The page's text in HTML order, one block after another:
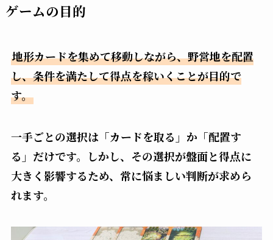
ゲームの目的
地形カードを集めて移動しながら、野営地を配置
し、条件を満たして得点を稼いくことが目的で
す。
一手ごとの選択は「カードを取る」か「配置す
る」だけです。しかし、その選択が盤面と得点に
大きく影響するため、常に悩ましい判断が求めら
れます。